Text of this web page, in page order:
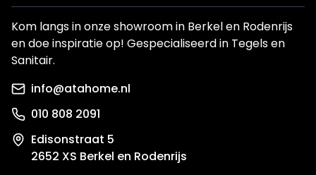
Kom langs in onze showroom in Berkel en Rodenrijs
en doe inspiratie op! Gespecialiseerd in Tegels en
Sanitair.
info@atahome.nl
010 808 2091
Edisonstraat 5
2652 XS Berkel en Rodenrijs